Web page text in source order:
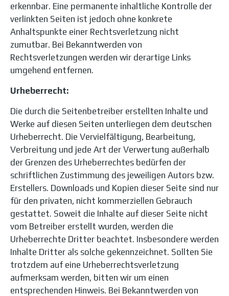
erkennbar. Eine permanente inhaltliche Kontrolle der
verlinkten Seiten ist jedoch ohne konkrete
Anhaltspunkte einer Rechtsverletzung nicht
zumutbar. Bei Bekanntwerden von
Rechtsverletzungen werden wir derartige Links
umgehend entfernen.
Urheberrecht:
Die durch die Seitenbetreiber erstellten Inhalte und
Werke auf diesen Seiten unterliegen dem deutschen
Urheberrecht. Die Vervielfältigung, Bearbeitung,
Verbreitung und jede Art der Verwertung außerhalb
der Grenzen des Urheberrechtes bedürfen der
schriftlichen Zustimmung des jeweiligen Autors bzw.
Erstellers. Downloads und Kopien dieser Seite sind nur
für den privaten, nicht kommerziellen Gebrauch
gestattet. Soweit die Inhalte auf dieser Seite nicht
vom Betreiber erstellt wurden, werden die
Urheberrechte Dritter beachtet. Insbesondere werden
Inhalte Dritter als solche gekennzeichnet. Sollten Sie
trotzdem auf eine Urheberrechtsverletzung
aufmerksam werden, bitten wir um einen
entsprechenden Hinweis. Bei Bekanntwerden von